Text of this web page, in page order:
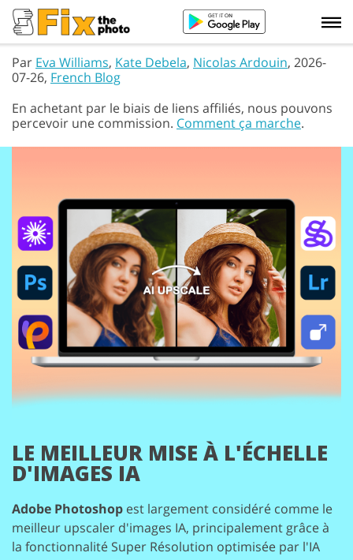
Par Eva Williams, Kate Debela, Nicolas Ardouin, 2026-
07-26, French Blog
En achetant par le biais de liens affiliés, nous pouvons
percevoir une commission. Comment ça marche.
LE MEILLEUR MISE À L'ÉCHELLE
D'IMAGES IA
Adobe Photoshop est largement considéré comme le
meilleur upscaler d'images IA, principalement grâce à
la fonctionnalité Super Résolution optimisée par l'IA